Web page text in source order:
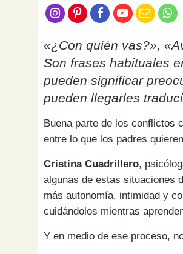
«¿Con quién vas?»,
Son frases habituales
pueden significar
pueden llegarles
Buena parte de los conflictos
entre lo que los padres
Cristina Cuadrillero,
algunas de estas situaciones
más autonomía, intimidad y
cuidándolos mientras
Y en medio de ese proceso,